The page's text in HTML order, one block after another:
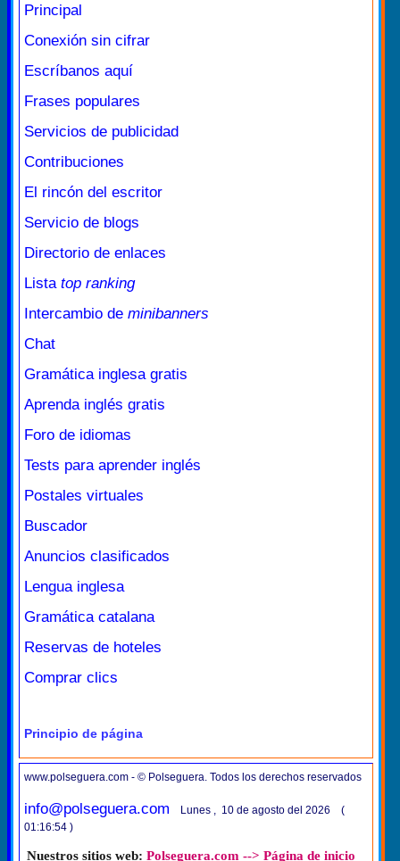
Principal
Conexión sin cifrar
Escríbanos aquí
Frases populares
Servicios de publicidad
Contribuciones
El rincón del escritor
Servicio de blogs
Directorio de enlaces
Lista top ranking
Intercambio de minibanners
Chat
Gramática inglesa gratis
Aprenda inglés gratis
Foro de idiomas
Tests para aprender inglés
Postales virtuales
Buscador
Anuncios clasificados
Lengua inglesa
Gramática catalana
Reservas de hoteles
Comprar clics
Principio de página
www.polseguera.com - © Polseguera. Todos los derechos reservados
info@polseguera.com
Lunes , 10 de agosto del 2026 (
01:16:54 )
Nuestros sitios web: Polseguera.com --> Página de inicio